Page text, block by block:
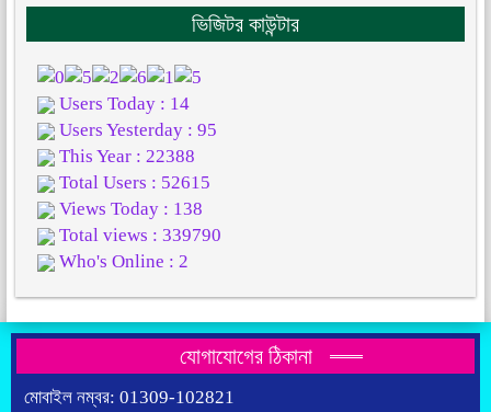
ভিজিটর কাউন্টার
Users Today : 14
Users Yesterday : 95
This Year : 22388
Total Users : 52615
Views Today : 138
Total views : 339790
Who's Online : 2
যোগাযোগের ঠিকানা
মোবাইল নম্বর: 01309-102821